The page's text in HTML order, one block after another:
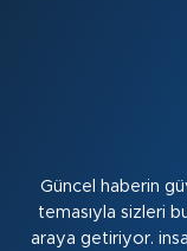
Güncel haberin
temasıyla sizleri
araya getiriyor.